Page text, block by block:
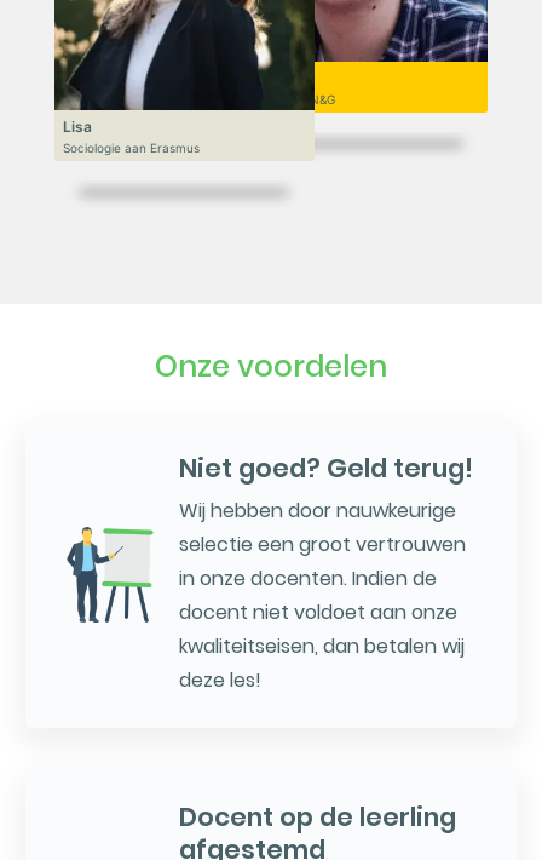
Niek
VWO 6, N&T/N&G
Lisa
Sociologie aan Erasmus
Onze voordelen
Niet goed? Geld terug!
Wij hebben door nauwkeurige
selectie een groot vertrouwen
in onze docenten. Indien de
docent niet voldoet aan onze
kwaliteitseisen, dan betalen wij
deze les!
Docent op de leerling
afgestemd